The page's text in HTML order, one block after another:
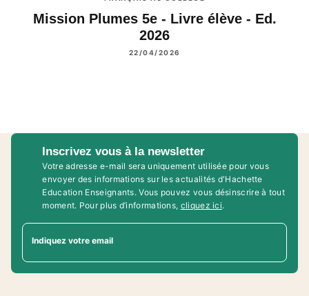
Mission Plumes 5e - Livre élève - Ed.
2026
22/04/2026
Inscrivez vous à la newsletter
Votre adresse e-mail sera uniquement utilisée pour vous
envoyer des informations sur les actualités d'Hachette
Education Enseignants. Vous pouvez vous désinscrire à tout
moment. Pour plus d’informations, cliquez ici.
Indiquez votre email